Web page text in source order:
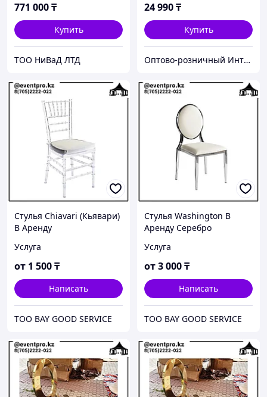
771 000₸
Купить
ТОО НиВаД ЛТД
24 990₸
Купить
Оптово-розничный Интернет Магазин «KazGym»
Стулья Chiavari (Кьявари)
В Аренду
Услуга
от 1 500₸
Написать
ТОО BAY GOOD SERVICE
Стулья Washington В
Аренду Серебро
Услуга
от3 000₸
Написать
ТОО BAY GOOD SERVICE